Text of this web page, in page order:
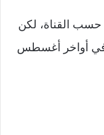
حسب القناة، لكن
في أواخر أغسطس